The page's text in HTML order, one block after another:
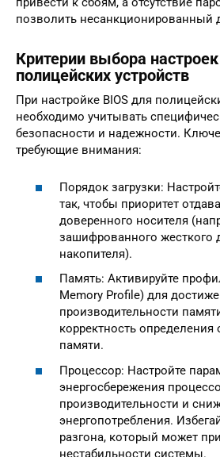
позволить несанкционированный
Критерии выбора
полицейских устройств
При настройке BIOS для
необходимо учитывать
безопасности и надежности.
требующие внимания:
Порядок загрузки:
так, чтобы приоритет
доверенного носителя
зашифрованного жесткого
накопителя).
Память: Активируйте
Memory Profile) для
производительности
корректность
памяти.
Процессор: Настройте
энергосбережения
производительности и
энергопотребления.
разгона, который может
нестабильности системы.